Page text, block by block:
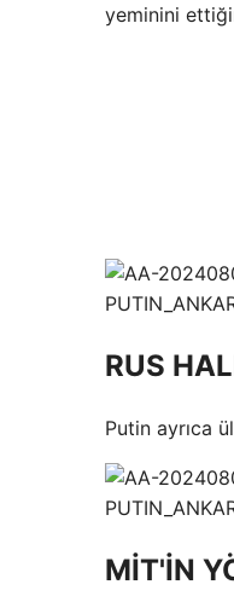
yeminini
RUS
Putin ayrıca
MİT'İN